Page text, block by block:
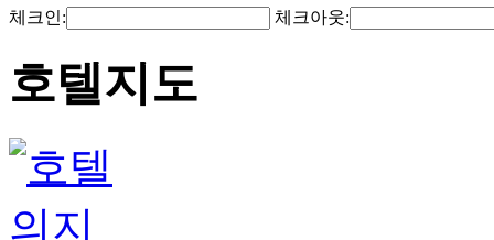
체크인: 체크아웃:
호텔지도